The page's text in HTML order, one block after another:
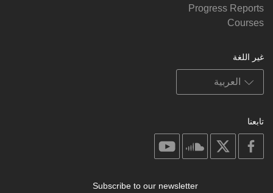
Progress Reports
Courses
غير اللغة
تابعنا
facebook
soundcloud
Subscribe to our newsletter